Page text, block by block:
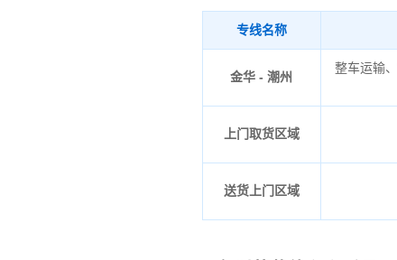
专线名称
金华 - 潮州
整车运输
上门取货区域
送货上门区域